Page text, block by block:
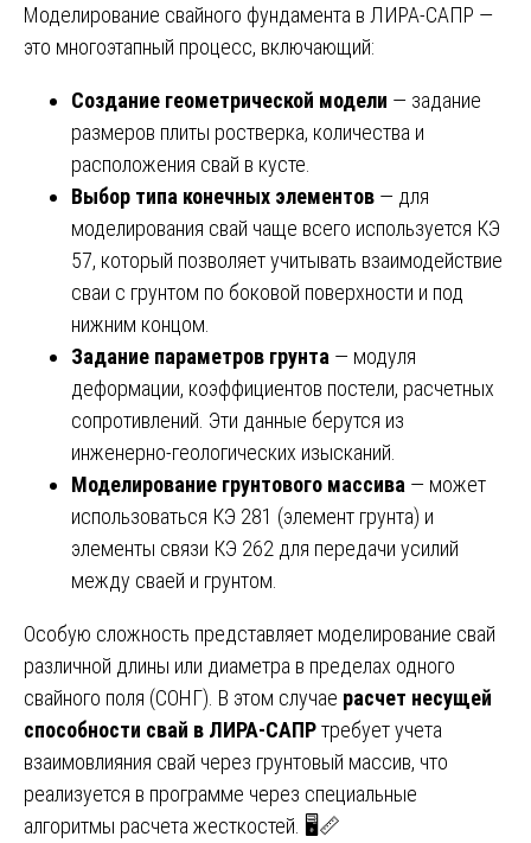
Моделирование свайного фундамента в ЛИРА-САПР —
это многоэтапный процесс, включающий:
Создание геометрической модели — задание
размеров плиты ростверка, количества и
расположения свай в кусте.
Выбор типа конечных элементов — для
моделирования свай чаще всего используется КЭ
57, который позволяет учитывать взаимодействие
сваи с грунтом по боковой поверхности и под
нижним концом.
Задание параметров грунта — модуля
деформации, коэффициентов постели, расчетных
сопротивлений. Эти данные берутся из
инженерно-геологических изысканий.
Моделирование грунтового массива — может
использоваться КЭ 281 (элемент грунта) и
элементы связи КЭ 262 для передачи усилий
между сваей и грунтом.
Особую сложность представляет моделирование свай
различной длины или диаметра в пределах одного
свайного поля (СОНГ). В этом случае расчет несущей
способности свай в ЛИРА-САПРтребует учета
взаимовлияния свай через грунтовый массив, что
реализуется в программе через специальные
алгоритмы расчета жесткостей. 🖥️📏